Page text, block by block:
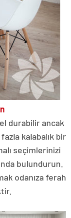
durabilir ancak
kalabalık bir
seçimlerinizi
bulundurun.
odanıza ferah